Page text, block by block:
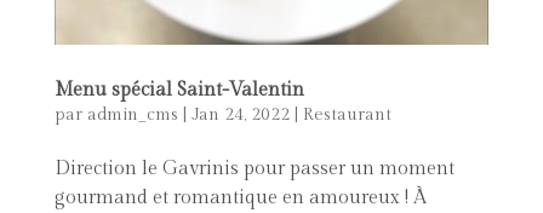
Menu spécial Saint-Valentin
par admin_cms Jan 24, 2022| Restaurant
Direction le Gavrinis pour passer un moment
gourmand et romantique en amoureux ! À